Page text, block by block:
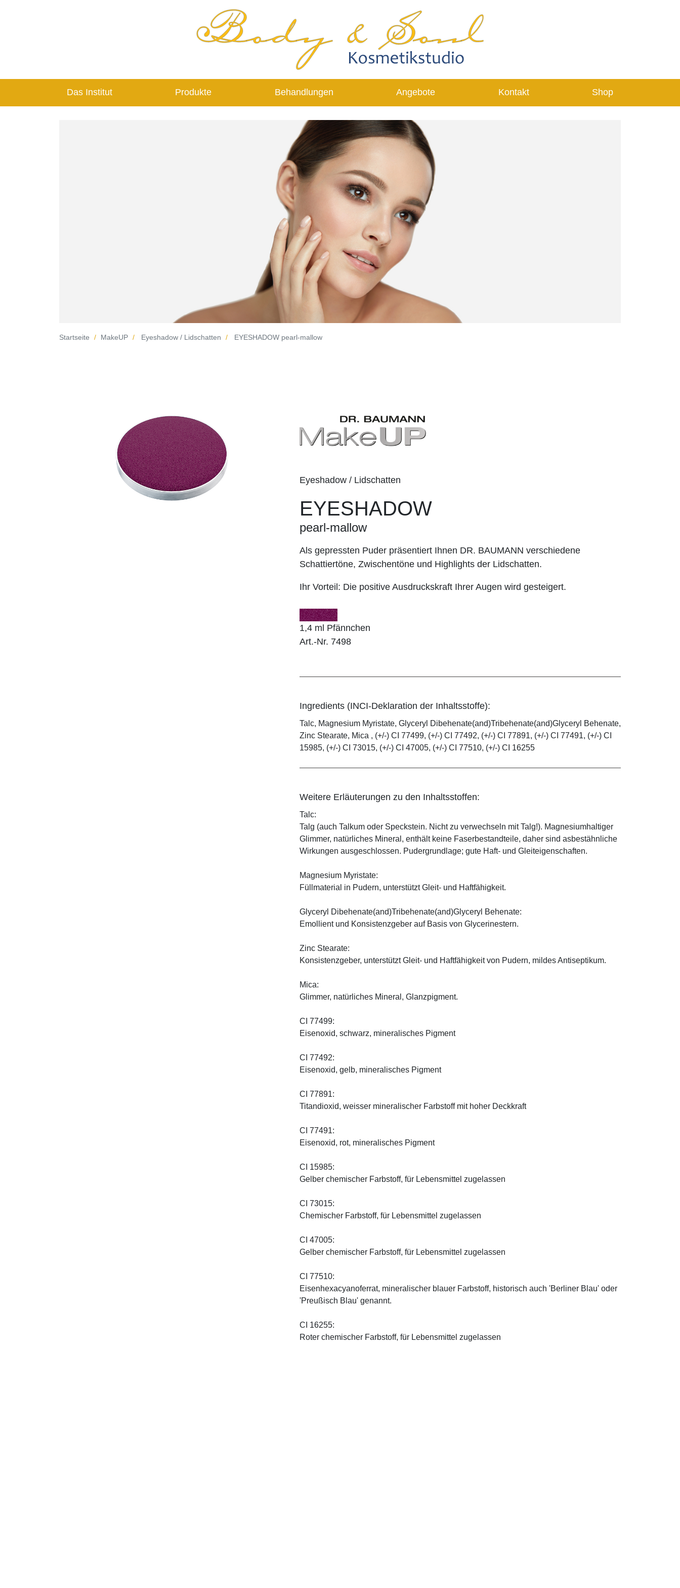
Das Institut Produkte Behandlungen Angebote Kontakt Shop
Startseite MakeUP Eyeshadow / Lidschatten EYESHADOW pearl-mallow
Eyeshadow / Lidschatten
EYESHADOW
pearl-mallow
Als gepressten Puder präsentiert Ihnen DR. BAUMANN verschiedene
Schattiertöne, Zwischentöne und Highlights der Lidschatten.
Ihr Vorteil: Die positive Ausdruckskraft Ihrer Augen wird gesteigert.
1,4 ml Pfännchen
Art.-Nr. 7498
Ingredients (INCI-Deklaration der Inhaltsstoffe):
Talc, Magnesium Myristate, Glyceryl Dibehenate(and)Tribehenate(and)Glyceryl Behenate,
Zinc Stearate, Mica , (+/-) CI 77499, (+/-) CI 77492, (+/-) CI 77891, (+/-) CI 77491, (+/-) CI
15985, (+/-) CI 73015, (+/-) CI 47005, (+/-) CI 77510, (+/-) CI 16255
Weitere Erläuterungen zu den Inhaltsstoffen:
Talc:
Talg (auch Talkum oder Speckstein. Nicht zu verwechseln mit Talg!). Magnesiumhaltiger
Glimmer, natürliches Mineral, enthält keine Faserbestandteile, daher sind asbestähnliche
Wirkungen ausgeschlossen. Pudergrundlage; gute Haft- und Gleiteigenschaften.
Magnesium Myristate:
Füllmaterial in Pudern, unterstützt Gleit- und Haftfähigkeit.
Glyceryl Dibehenate(and)Tribehenate(and)Glyceryl Behenate:
Emollient und Konsistenzgeber auf Basis von Glycerinestern.
Zinc Stearate:
Konsistenzgeber, unterstützt Gleit- und Haftfähigkeit von Pudern, mildes Antiseptikum.
Mica:
Glimmer, natürliches Mineral, Glanzpigment.
CI 77499:
Eisenoxid, schwarz, mineralisches Pigment
CI 77492:
Eisenoxid, gelb, mineralisches Pigment
CI 77891:
Titandioxid, weisser mineralischer Farbstoff mit hoher Deckkraft
CI 77491:
Eisenoxid, rot, mineralisches Pigment
CI 15985:
Gelber chemischer Farbstoff, für Lebensmittel zugelassen
CI 73015:
Chemischer Farbstoff, für Lebensmittel zugelassen
CI 47005:
Gelber chemischer Farbstoff, für Lebensmittel zugelassen
CI 77510:
Eisenhexacyanoferrat, mineralischer blauer Farbstoff, historisch auch 'Berliner Blau' oder
'Preußisch Blau' genannt.
CI 16255:
Roter chemischer Farbstoff, für Lebensmittel zugelassen